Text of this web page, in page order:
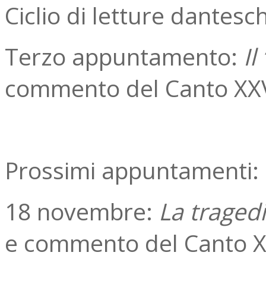
Ciclio di letture
Terzo appuntamento: Il
commento del Canto
Prossimi appuntamenti:
18 novembre: La
e commento del Canto